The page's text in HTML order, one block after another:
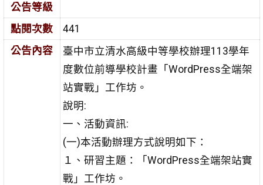
公告等級
點閱次數
441
公告內容
臺中市立清水高級中等學校辦理113學年
度數位前導學校計畫「WordPress全端架
站實戰」工作坊。
說明:
一、活動資訊:
(一)本活動辦理方式說明如下：
１、研習主題：「WordPress全端架站實
戰」工作坊。